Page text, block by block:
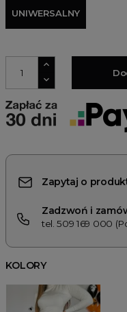
UNIWERSALNY
Zapytaj o
Zadzwoń i
tel. 509 169 000
KOLORY